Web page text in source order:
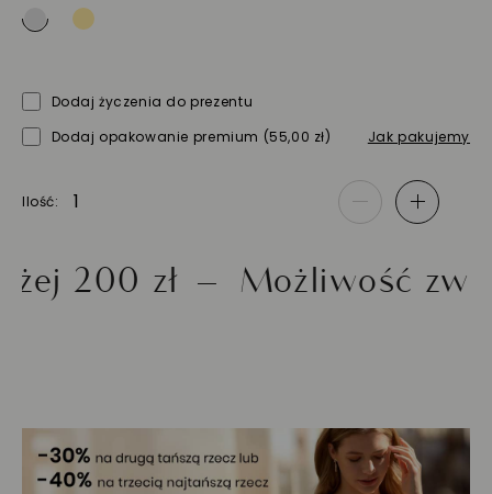
Dodaj życzenia do prezentu
Dodaj opakowanie premium (55,00 zł) Jak pakujemy
Ilość - +
zł Możliwość zwrotu